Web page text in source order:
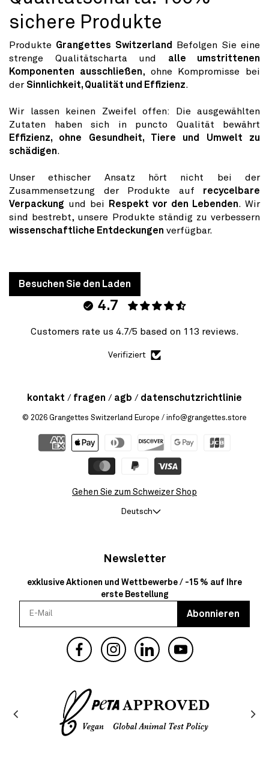
sichere Produkte
Produkte Grangettes Switzerland
Befolgen Sie eine
strenge Qualitätscharta und alle umstrittenen
Komponenten ausschließen, ohne Kompromisse bei
der Sinnlichkeit, Qualität und Effizienz.
Wir lassen keinen Zweifel offen: Die ausgewählten
Zutaten haben sich in puncto Qualität bewährt
Effizienz, ohne Gesundheit, Tiere und Umwelt zu
schädigen.
Unser ethischer Ansatz hört nicht bei der
Zusammensetzung der Produkte auf recycelbare
Verpackung und bei Respekt vor den Lebenden. Wir
sind bestrebt, unsere Produkte ständig zu verbessern
wissenschaftliche Entdeckungen verfügbar.
Besuchen Sie den Laden
4.7
Customers rate us 4.7/5 based on 113 reviews.
Verifiziert
kontakt fragen agb datenschutzrichtlinie
© 2026 Grangettes Switzerland Europe / info@grangettes.store
Gehen Sie zum Schweizer Shop
Deutsch
Newsletter
exklusive Aktionen und Wettbewerbe / -15 % auf Ihre
erste Bestellung
Abonnieren
FacebookInstagram YouTube